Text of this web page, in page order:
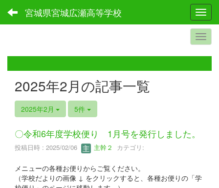
宮城県宮城広瀬高等学校
2025年2月の記事一覧
2025年2月 5件
〇令和6年度学校便り 1月号を発行しました。
投稿日時 : 2025/02/06 主幹２ カテゴリ:
メニューの各種お便りからご覧ください。
（学校だよりの画像 ↓ をクリックすると、各種お便りの「学